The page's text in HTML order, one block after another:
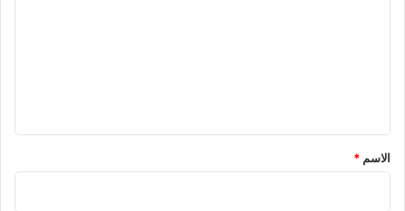
*
الاسم *